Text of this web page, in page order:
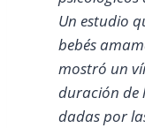
Un estudio
bebés
mostró un
duración de
dadas por